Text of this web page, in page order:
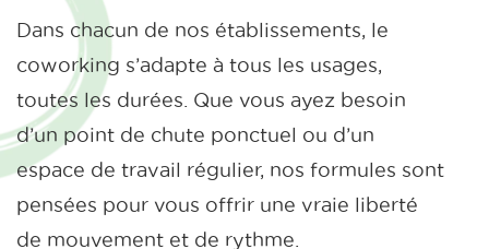
Dans chacun de nos établissements, le
coworking s’adapte à tous les usages,
toutes les durées. Que vous ayez besoin
d’un point de chute ponctuel ou d’un
espace de travail régulier, nos formules sont
pensées pour vous offrir une vraie liberté
de mouvement et de rythme.